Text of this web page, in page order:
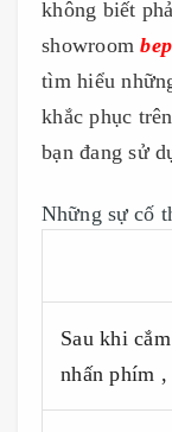
không biết
showroom
tìm hiểu
khắc phục
bạn đang sử
Những sự cố
Sau khi
nhấn phím ,